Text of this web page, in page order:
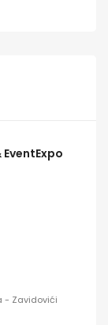
EventExpo
- Zavidovići